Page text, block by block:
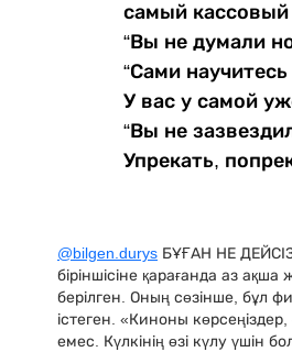
самый кассовый
“Вы не думали
“Сами
У вас у самой
“Вы не
Упрекать,
@bilgen.durys БҰҒАН НЕ
біріншісіне қарағанда аз
берілген. Оның сөзінше, бұл
істеген. «Киноны
емес. Күлкінің өзі күлу үшін